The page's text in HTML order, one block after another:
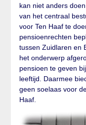
kan niet anders
van het centraal
voor Ten Haaf te
pensioenrechten
tussen Zuidlaren en
het onderwerp
pensioen te geven
leeftijd. Daarmee
geen soelaas voor
Haaf.